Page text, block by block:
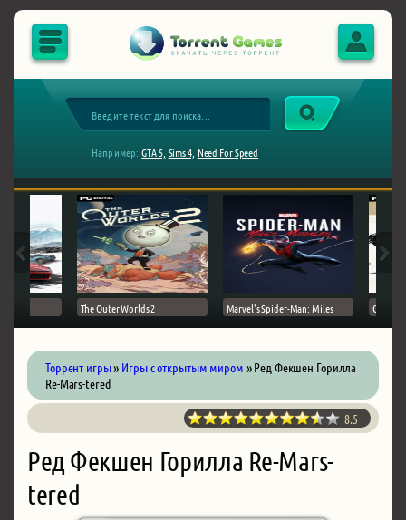
Например: GTA 5, Sims 4, Need For Speed
The Outer Worlds 2 Marvel's Spider-Man: Miles Ghost
Торрент игры» Игры с открытым миром » Ред Фекшен Горилла
Re-Mars-tered
8.5
Ред Фекшен Горилла Re-Mars-
tered